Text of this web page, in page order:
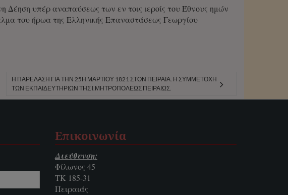
Δέηση υπέρ αναπαύσεως των εν τοις ιεροίς του Έθνους ημών
του ήρωα της Ελληνικής Επαναστάσεως Γεωργίου
Η ΠΑΡΈΛΑΣΗ ΓΙΑ ΤΗΝ 25Η ΜΑΡΤΊΟΥ 1821 ΣΤΟΝ ΠΕΙΡΑΙΆ. Η ΣΥΜΜΕΤΟΧΉ
ΤΩΝ ΕΚΠΑΙΔΕΥΤΗΡΊΩΝ ΤΗΣ Ι.ΜΗΤΡΟΠΌΛΕΩΣ ΠΕΙΡΑΙΏΣ.
Επικοινωνία
Διεύθυνση:
Φίλωνος 45
ΤΚ 185-31
Πειραιάς